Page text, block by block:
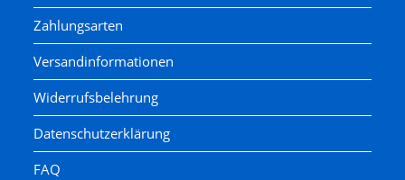
Zahlungsarten
Versandinformationen
Widerrufsbelehrung
Datenschutzerklärung
FAQ